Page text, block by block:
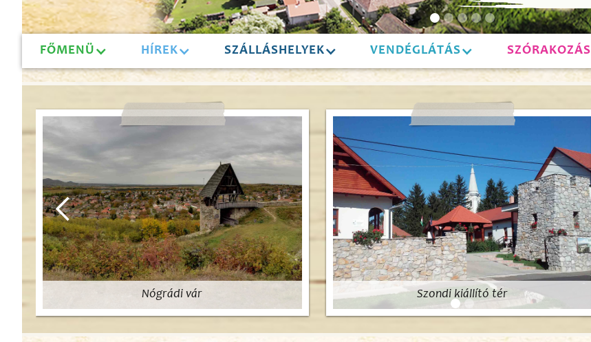
FŐMENÜ HÍREK SZÁLLÁSHELYEK VENDÉGLÁTÁS SZÓRAKOZÁS
Nógrádi vár Szondi kiállító tér